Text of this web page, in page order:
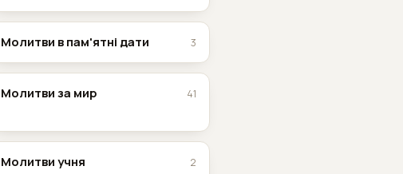
Молитви в пам'ятні дати 3
Молитви за мир 41
Молитви учня 2